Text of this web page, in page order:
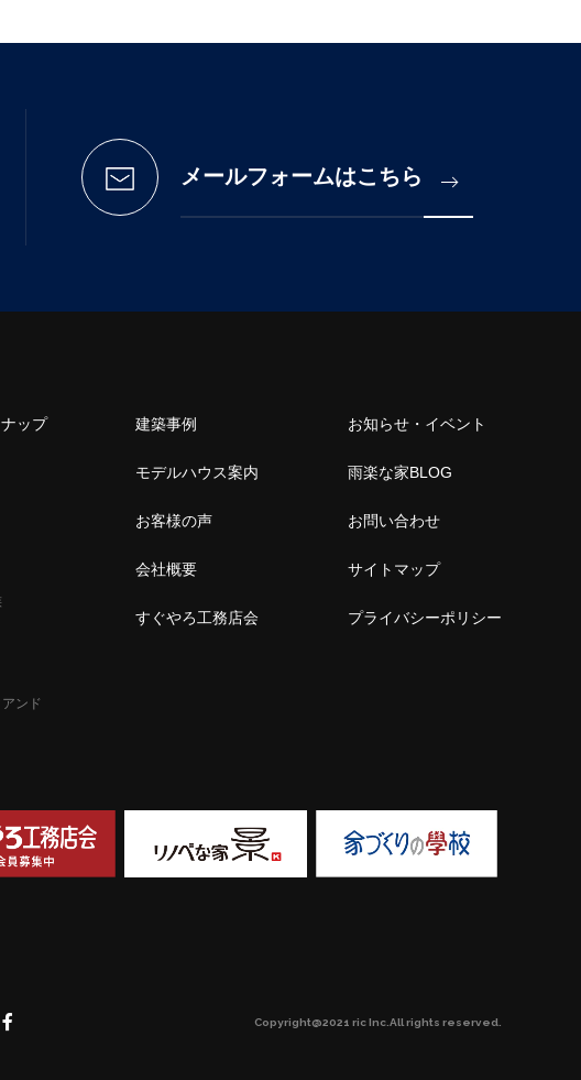
メールフォームはこちら
ップ
ンド
建築事例
モデルハウス案内
お客様の声
会社概要
すぐやろ工務店会
お知らせ・イベント
雨楽な家BLOG
お問い合わせ
サイトマップ
プライバシーポリシー
Copyright@2021 ric Inc.All rights reserved.